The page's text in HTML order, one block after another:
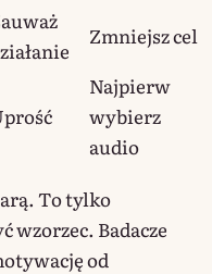
Zmniejsz cel
Najpierw
wybierz
audio
To tylko
wzorzec. Badacze
od